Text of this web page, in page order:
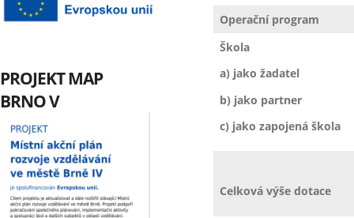
PROJEKT MAP
BRNO V
Operační program
Škola
a) jako žadatel
b) jako partner
c) jako zapojená škola
Celková výše dotace